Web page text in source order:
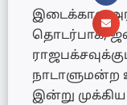
இடைக்கால
தொடர்பாக,
நாடாளுமன்ற
இன்று